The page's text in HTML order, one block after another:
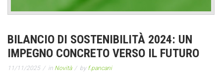
BILANCIO DI SOSTENIBILITÀ 2024: UN
IMPEGNO CONCRETO VERSO IL FUTURO
11/11/2025 in Novità by f.pancani